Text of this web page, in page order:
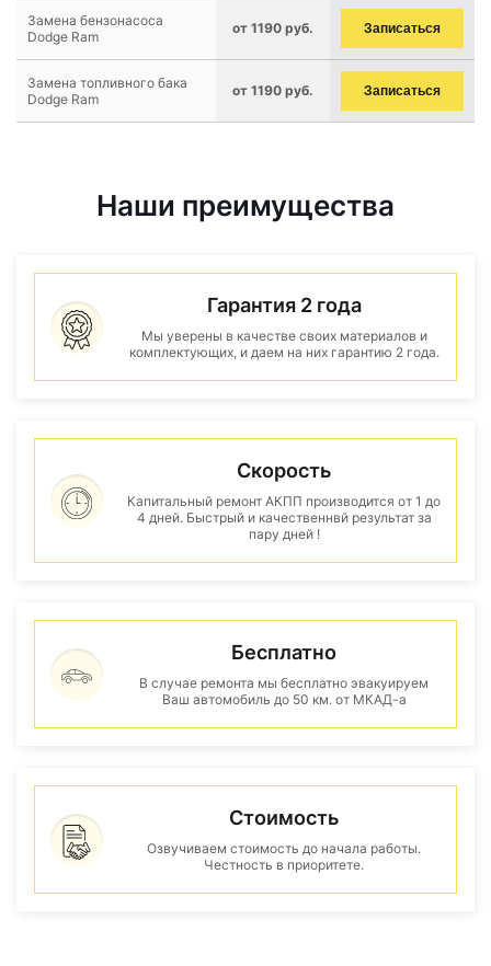
Замена бензонасоса
Dodge Ram
от 1190 руб. Записаться
Замена топливного бака
Dodge Ram
от 1190 руб. Записаться
Наши преимущества
Гарантия 2 года
Мы уверены в качестве своих материалов и
комплектующих, и даем на них гарантию 2 года.
Скорость
Капитальный ремонт АКПП производится от 1 до
4 дней. Быстрый и качественнвй результат за
пару дней !
Бесплатно
В случае ремонта мы бесплатно эвакуируем
Ваш автомобиль до 50 км. от МКАД-а
Стоимость
Озвучиваем стоимость до начала работы.
Честность в приоритете.